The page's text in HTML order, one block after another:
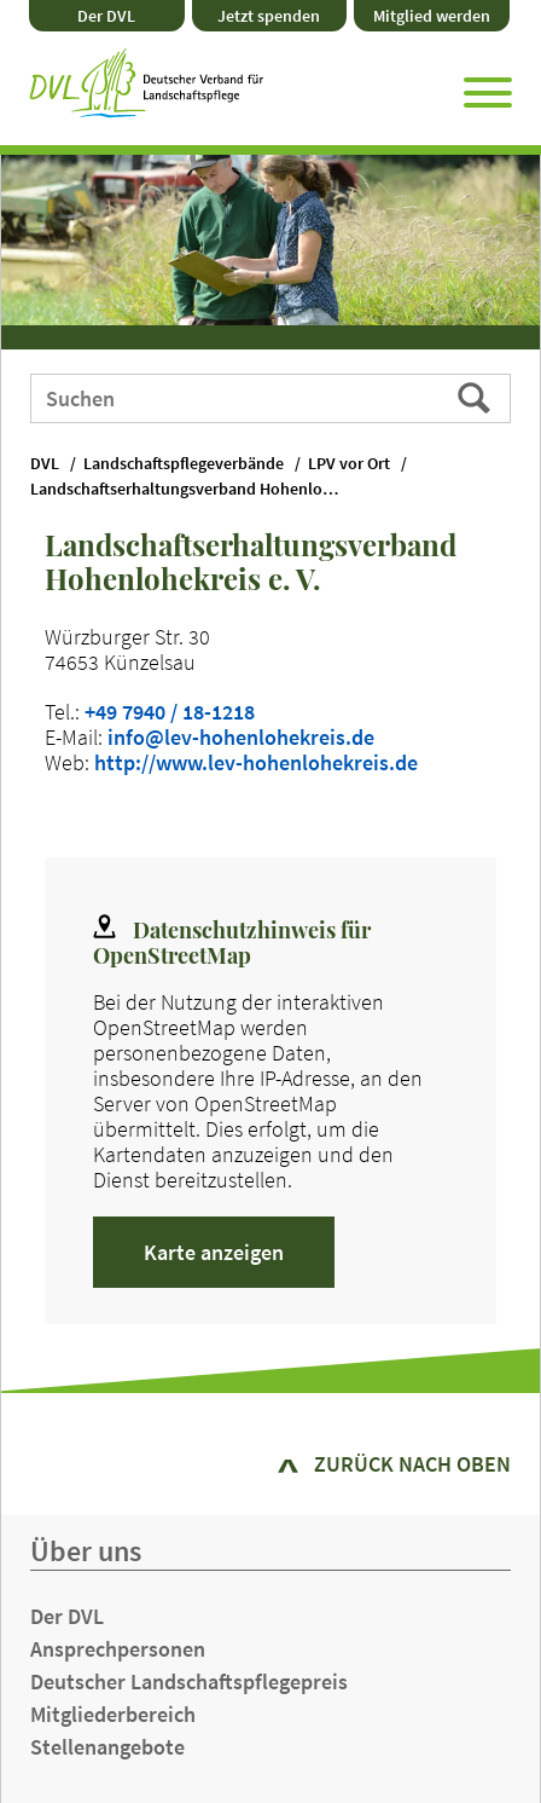
Direkt
zum
Zum
Hauptmenü
Zum
Seitenende
Zur
Website-
Der DVL Jetzt spenden Mitglied werden
Webauftritt
durchsuchen
Suchen
DVL Landschaftspflegeverbände
LPV vor Ort
Landschaftserhaltungsverband Hohenlohekreis e. V.
Landschaftserhaltungsverband
Hohenlohekreis e. V.
Würzburger Str. 30
74653 Künzelsau
Tel.: +49 7940 / 18-1218
E-Mail: info@lev-hohenlohekreis.de
Web: http://www.lev-hohenlohekreis.de
Datenschutzhinweis für
OpenStreetMap
Bei der Nutzung der interaktiven
OpenStreetMap werden
personenbezogene Daten,
insbesondere Ihre IP-Adresse, an den
Server von OpenStreetMap
übermittelt. Dies erfolgt, um die
Kartendaten anzuzeigen und den
Dienst bereitzustellen.
Karte anzeigen
ZURÜCK NACH OBEN
Über uns
Der DVL
Ansprechpersonen
Deutscher Landschaftspflegepreis
Mitgliederbereich
Stellenangebote